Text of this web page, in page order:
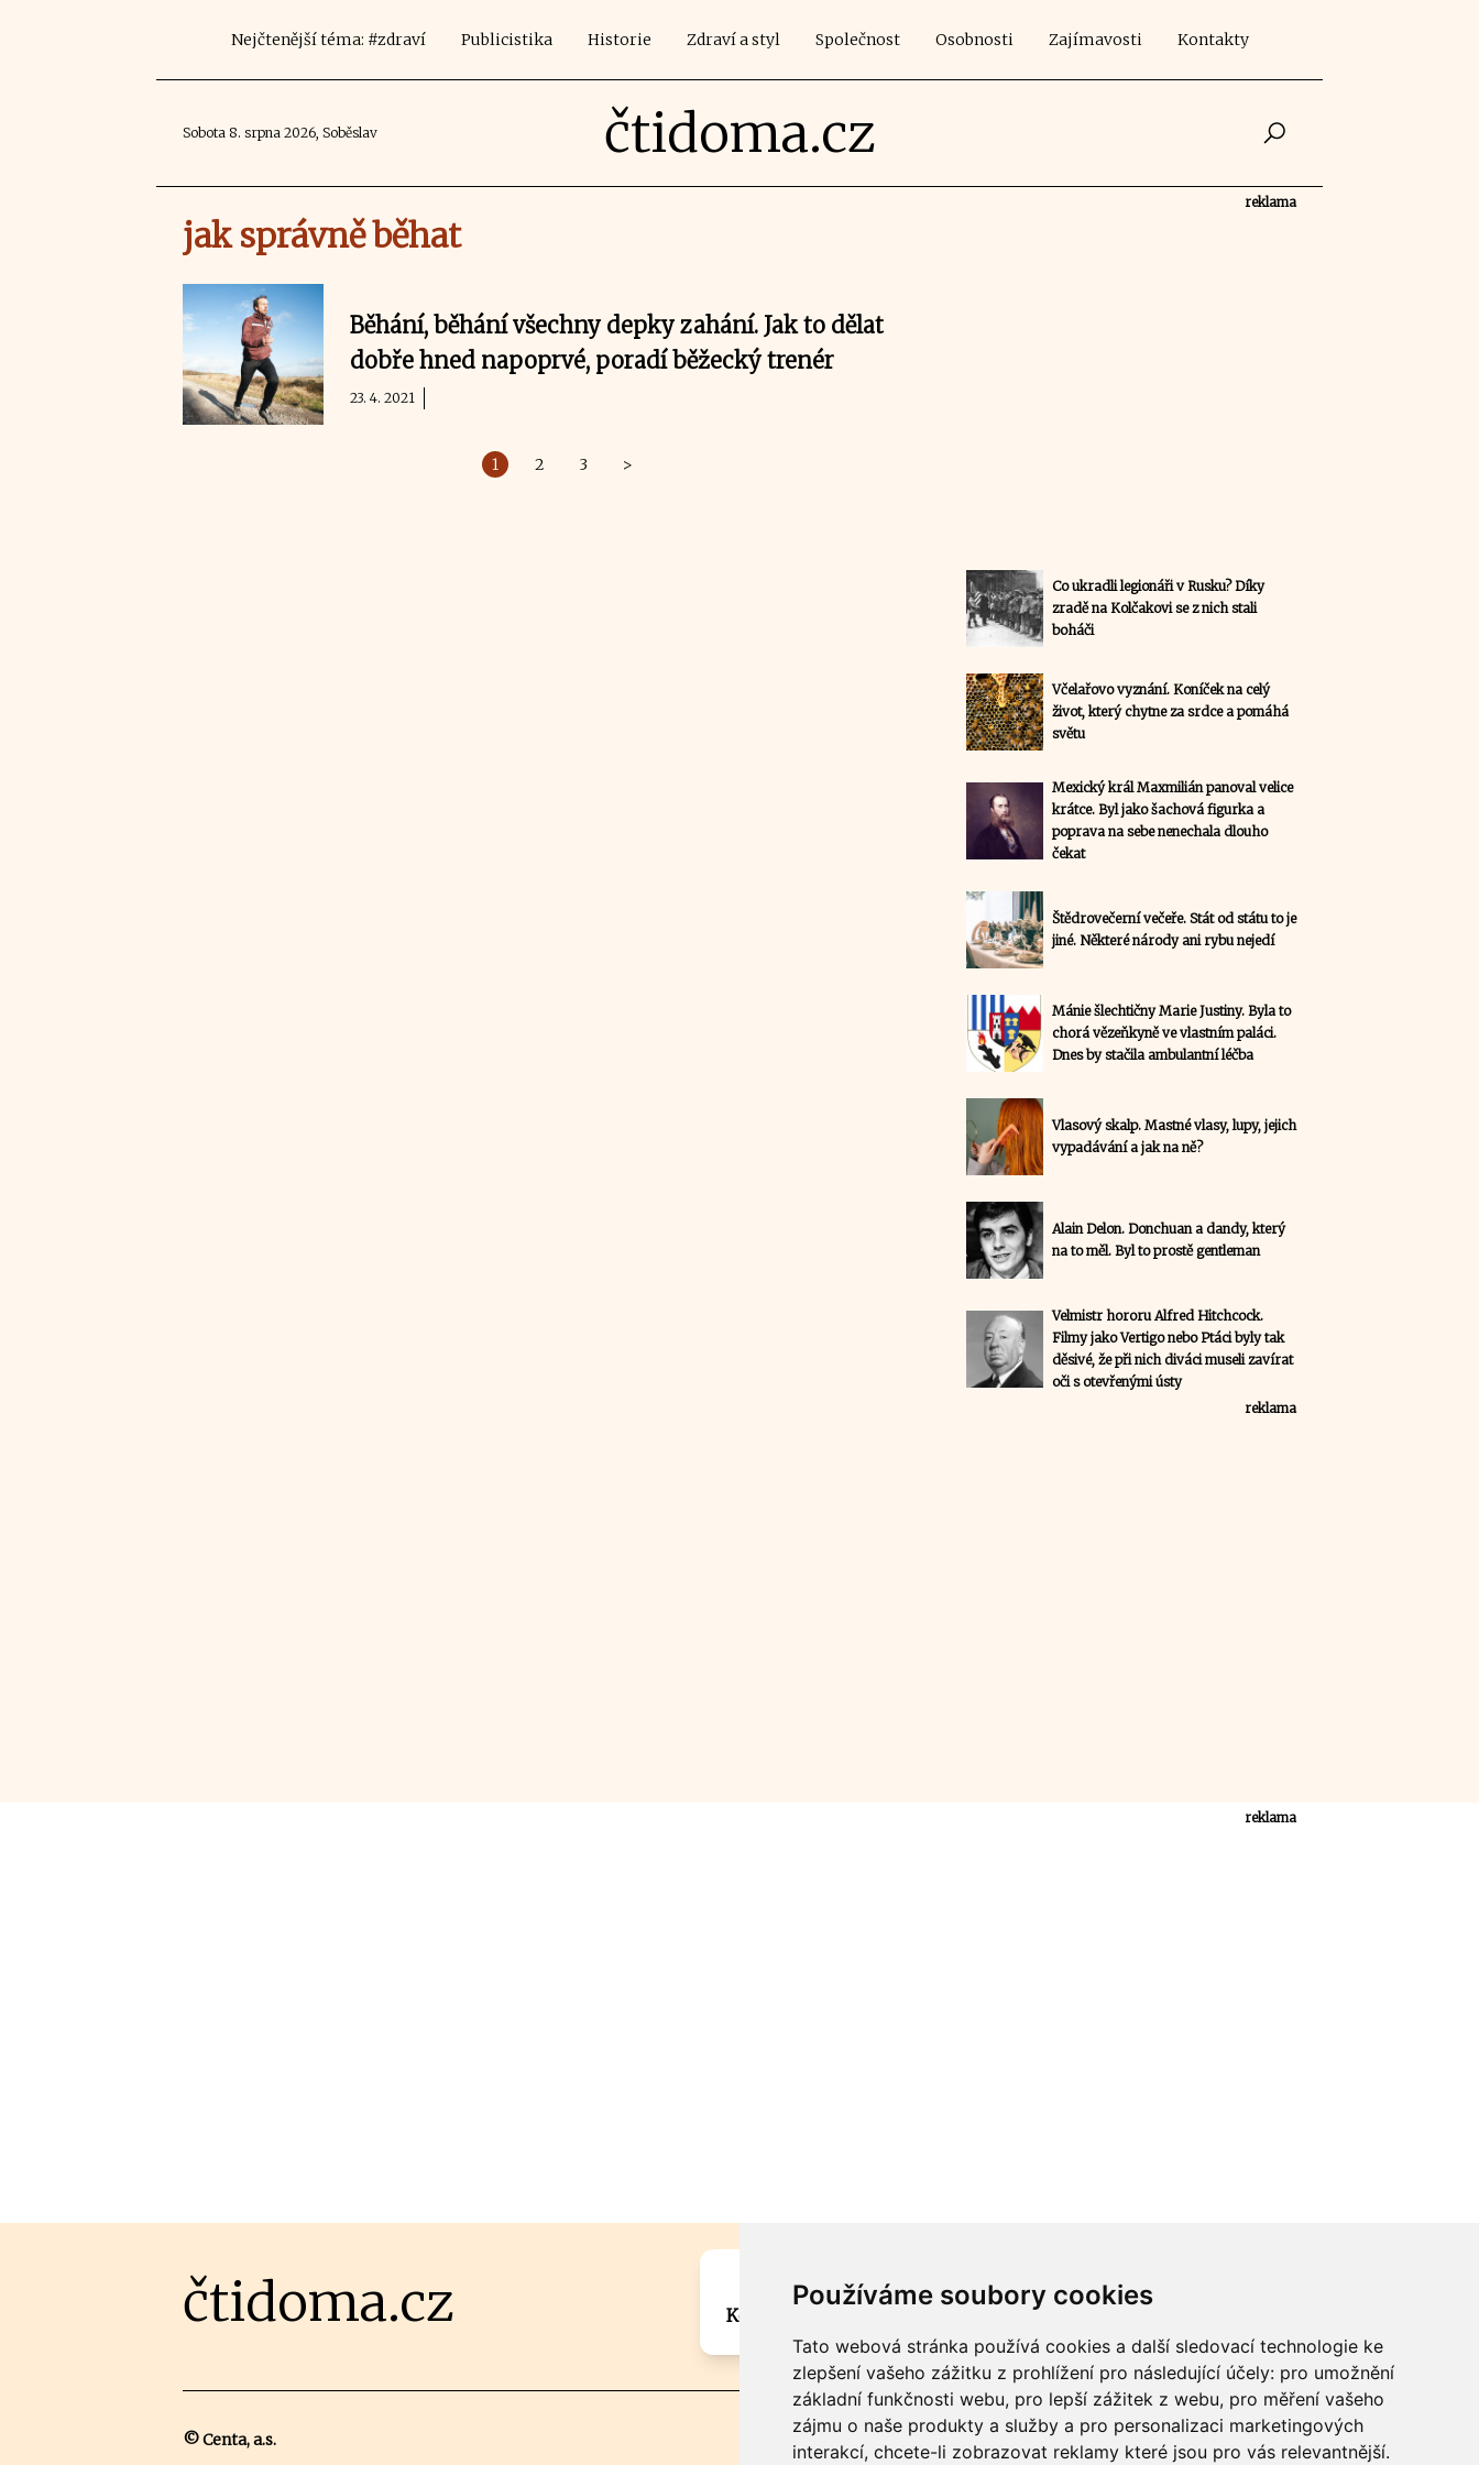
Používáme soubory cookies
Tato webová stránka používá cookies a další sledovací technologie ke
zlepšení vašeho zážitku z prohlížení pro následující účely: pro umožnění
základní funkčnosti webu, pro lepší zážitek z webu, pro měření vašeho
zájmu o naše produkty a služby a pro personalizaci marketingových
interakcí, chcete-li zobrazovat reklamy které jsou pro vás relevantnější.
Nejčtenější téma: #zdraví Publicistika Historie Zdraví a styl Společnost Osobnosti Zajímavosti Kontakty
Sobota 8. srpna 2026, Soběslav čtidoma.cz
jak správně běhat
Běhání, běhání všechny depky zahání. Jak to dělat
dobře hned napoprvé, poradí běžecký trenér
23. 4. 2021
1 2 3 >
reklama
Co ukradli legionáři v Rusku? Díky
zradě na Kolčakovi se z nich stali
boháči
Včelařovo vyznání. Koníček na celý
život, který chytne za srdce a pomáhá
světu
Mexický král Maxmilián panoval velice
krátce. Byl jako šachová figurka a
poprava na sebe nenechala dlouho
čekat
Štědrovečerní večeře. Stát od státu to je
jiné. Některé národy ani rybu nejedí
Mánie šlechtičny Marie Justiny. Byla to
chorá vězeňkyně ve vlastním paláci.
Dnes by stačila ambulantní léčba
Vlasový skalp. Mastné vlasy, lupy, jejich
vypadávání a jak na ně?
Alain Delon. Donchuan a dandy, který
na to měl. Byl to prostě gentleman
Velmistr hororu Alfred Hitchcock.
Filmy jako Vertigo nebo Ptáci byly tak
děsivé, že při nich diváci museli zavírat
oči s otevřenými ústy
reklama
reklama
čtidoma.cz
Máte zajímavou informaci? Chcete spolupracovat?
Kontaktujte šéfredaktora Martina Chalupu:
© Centa, a.s.